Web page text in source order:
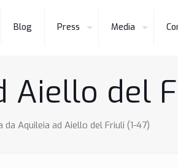
Blog Press Media
Aiello del
da Aquileia ad Aiello del Friuli (1-47)